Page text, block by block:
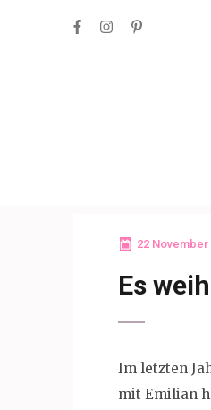
22 November
Es
Im letzten
mit Emilian